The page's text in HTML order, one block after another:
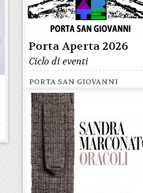
Porta Aperta 2026
Ciclo di eventi
PORTA SAN GIOVANNI